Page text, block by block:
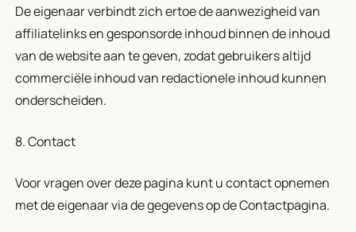
De eigenaar verbindt zich ertoe de aanwezigheid van
affiliatelinks en gesponsorde inhoud binnen de inhoud
van de website aan te geven, zodat gebruikers altijd
commerciële inhoud van redactionele inhoud kunnen
onderscheiden.
8. Contact
Voor vragen over deze pagina kunt u contact opnemen
met de eigenaar via de gegevens op de Contactpagina.